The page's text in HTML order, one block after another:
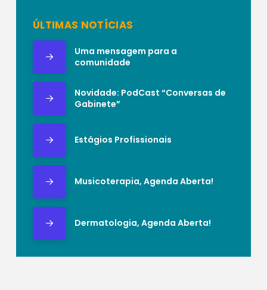
ÚLTIMAS NOTÍCIAS
Uma mensagem para a
comunidade
Novidade: PodCast “Conversas de
Gabinete”
Estágios Profissionais
Musicoterapia, Agenda Aberta!
Dermatologia, Agenda Aberta!